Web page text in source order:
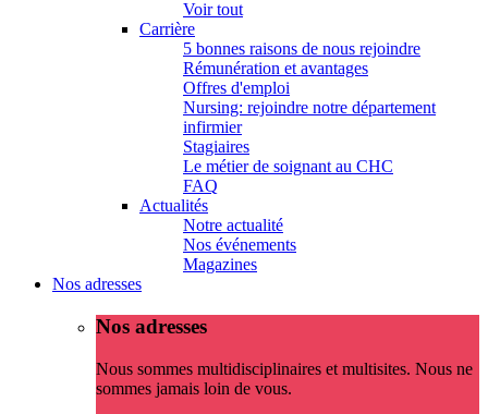
Voir tout
Carrière
5 bonnes raisons de nous rejoindre
Rémunération et avantages
Offres d'emploi
Nursing: rejoindre notre département
infirmier
Stagiaires
Le métier de soignant au CHC
FAQ
Actualités
Notre actualité
Nos événements
Magazines
Nos adresses
Nos adresses
Nous sommes multidisciplinaires et multisites. Nous ne
sommes jamais loin de vous.